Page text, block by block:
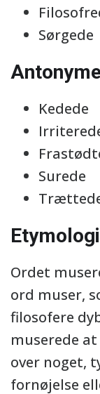
Sørgede
Kedede
Surede
Etymologi
Ordet
ord muser,
filosofere
muserede
over noget,
fornøjelse